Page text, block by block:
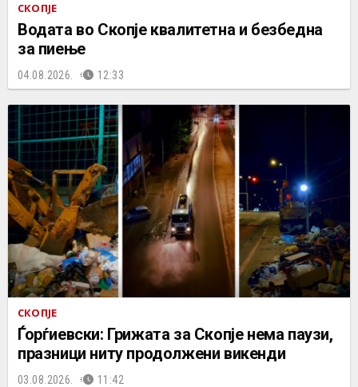
СКОПЈЕ
Водата во Скопје квалитетна и безбедна
за пиење
04.08.2026. 12:33
СКОПЈЕ
Ѓорѓиевски: Грижата за Скопје нема паузи,
празници ниту продолжени викенди
03.08.2026. 11:42